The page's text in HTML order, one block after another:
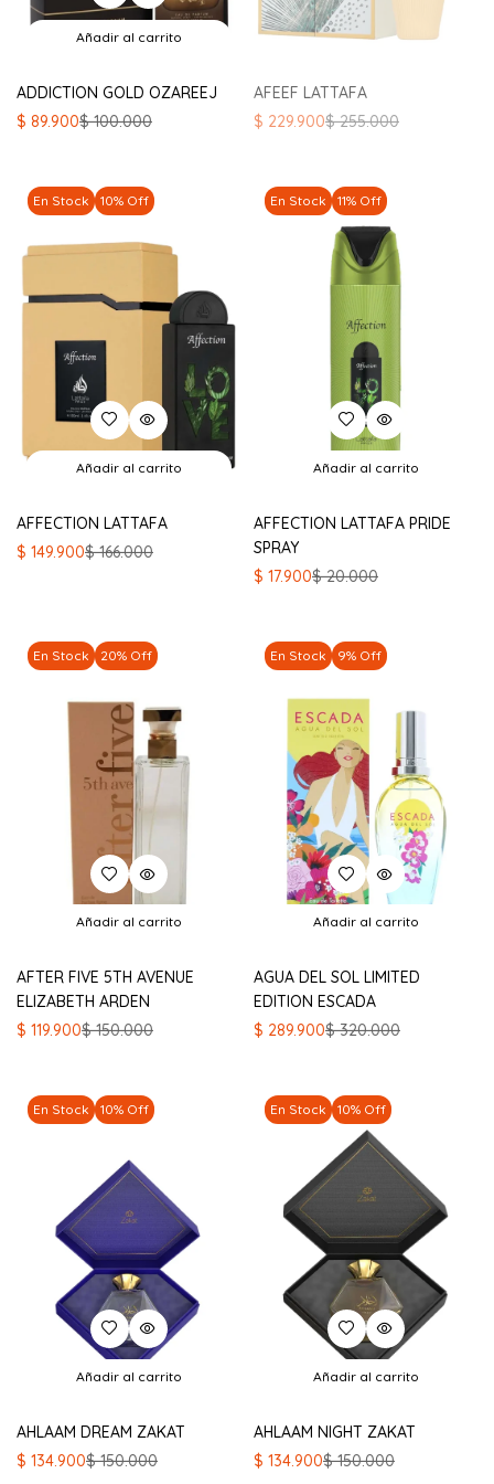
Añadir al carrito
ADDICTION GOLD OZAREEJ
$100.000
El
era:
$ 100.000.
$ 89.900
El
es:
$ 89.900.
AFEEF LATTAFA
$255.000
El
era:
$ 255.000.
$ 229.900
El
es:
$ 229.900.
En Stock 10% Off
Añadir al carrito
AFFECTION LATTAFA
$166.000
El
$ 166.000.
$ 149.900
El
$ 149.900.
En Stock 11% Off
Añadir al carrito
AFFECTION LATTAFA PRIDE
SPRAY
$20.000
El
era:
$ 20.000.
$ 17.900
El
es:
$ 17.900.
En Stock 20% Off
Añadir al carrito
AFTER FIVE 5TH AVENUE
ELIZABETH ARDEN
$150.000
El
era:
$ 150.000.
$ 119.900
El
es:
$ 119.900.
En Stock 9% Off
Añadir al carrito
AGUA DEL SOL LIMITED
EDITION ESCADA
$320.000
El
era:
$ 320.000.
$ 289.900
El
es:
$ 289.900.
En Stock 10% Off
Añadir al carrito
AHLAAM DREAM ZAKAT
$150.000
El
$ 134.900
El
En Stock 10% Off
Añadir al carrito
AHLAAM NIGHT ZAKAT
$150.000
El
$ 134.900
El